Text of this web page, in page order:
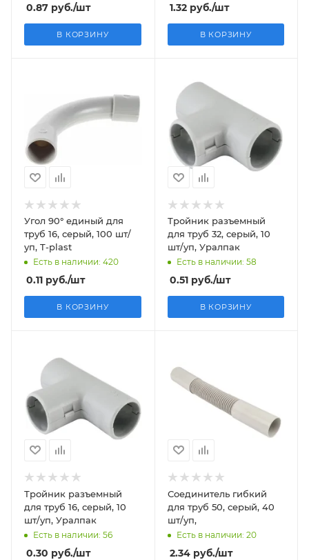
0.87 руб./шт
В КОРЗИНУ
1.32руб./шт
В КОРЗИНУ
Угол 90° единый для
труб 16, серый, 100 шт/
уп, T-plast
Есть в наличии: 420
0.11 руб./шт
В КОРЗИНУ
Тройник разъемный
для труб 32, серый, 10
шт/уп, Уралпак
Есть в наличии: 58
0.51руб./шт
В КОРЗИНУ
Тройник разъемный
для труб 16, серый, 10
шт/уп, Уралпак
Есть в наличии: 56
0.30 руб./шт
Соединитель гибкий
для труб 50, серый, 40
шт/уп,
Есть в наличии: 20
2.34руб./шт